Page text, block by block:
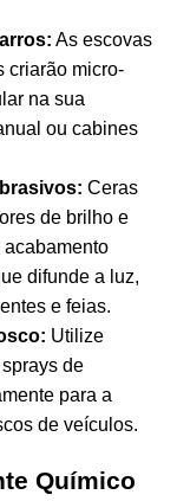
As escovas
criarão micro-
na sua
ou cabines
Ceras
de brilho e
difunde a luz,
e feias.
Utilize
de
para a
de veículos.
Químico